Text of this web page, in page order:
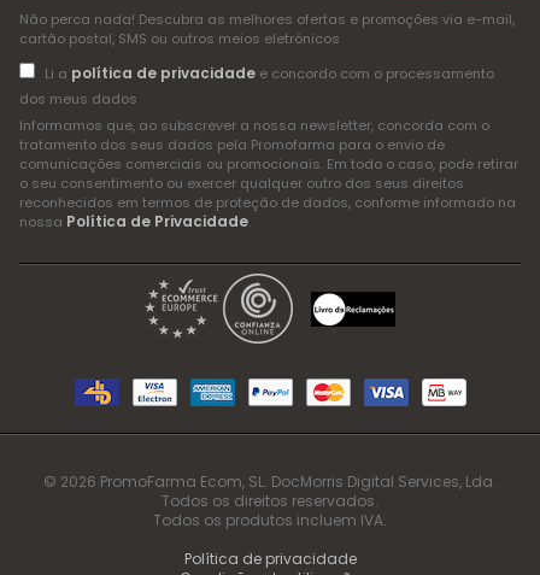
Não perca nada! Descubra as melhores ofertas e promoções via e-mail,
cartão postal, SMS ou outros meios eletrónicos
Li a política de privacidadee concordo com o processamento
dos meus dados
Informamos que, ao subscrever a nossa newsletter, concorda com o
tratamento dos seus dados pela Promofarma para o envio de
comunicações comerciais ou promocionais. Em todo o caso, pode retirar
o seu consentimento ou exercer qualquer outro dos seus direitos
reconhecidos em termos de proteção de dados, conforme informado na
nossa Política de Privacidade.
© 2026 PromoFarma Ecom, SL. DocMorris Digital Services, Lda.
Todos os direitos reservados.
Todos os produtos incluem IVA.
Política de privacidade